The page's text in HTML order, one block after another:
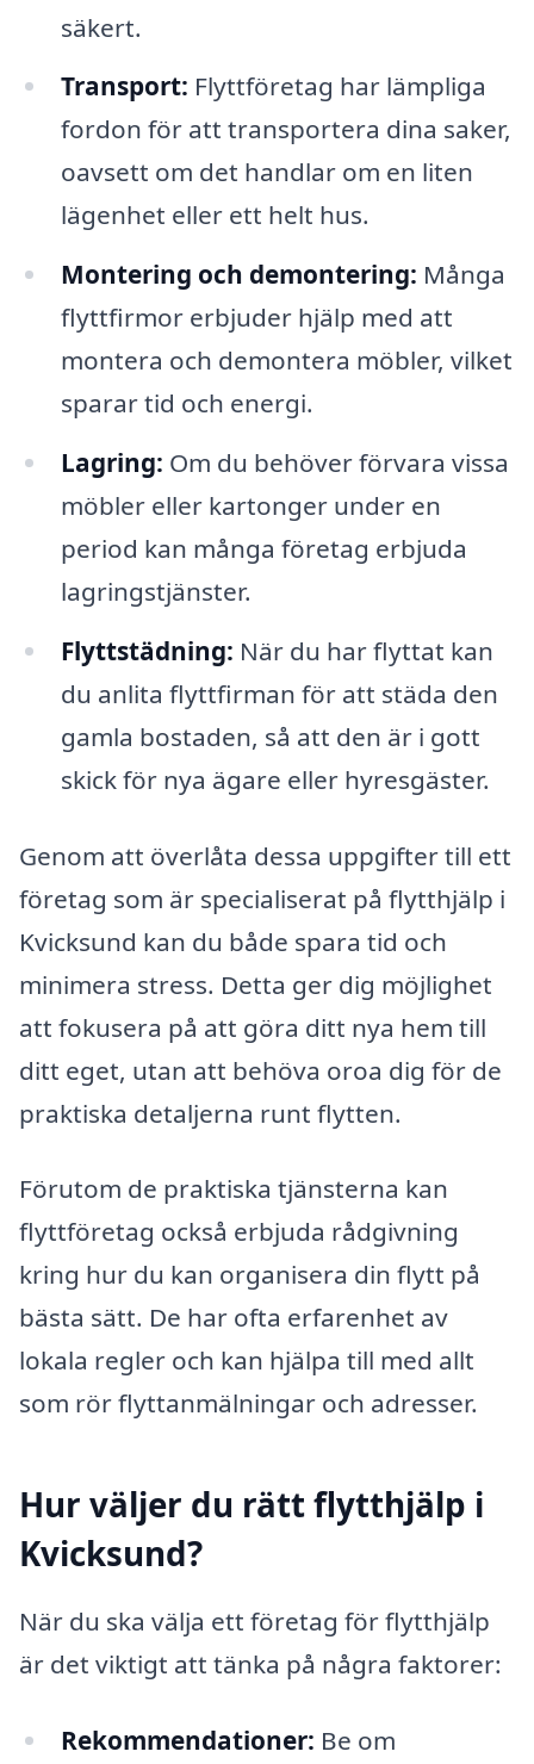
säkert.
Transport: Flyttföretag har lämpliga
fordon för att transportera dina saker,
oavsett om det handlar om en liten
lägenhet eller ett helt hus.
Montering och demontering: Många
flyttfirmor erbjuder hjälp med att
montera och demontera möbler, vilket
sparar tid och energi.
Lagring: Om du behöver förvara vissa
möbler eller kartonger under en
period kan många företag erbjuda
lagringstjänster.
Flyttstädning: När du har flyttat kan
du anlita flyttfirman för att städa den
gamla bostaden, så att den är i gott
skick för nya ägare eller hyresgäster.
Genom att överlåta dessa uppgifter till ett
företag som är specialiserat på flytthjälp i
Kvicksund kan du både spara tid och
minimera stress. Detta ger dig möjlighet
att fokusera på att göra ditt nya hem till
ditt eget, utan att behöva oroa dig för de
praktiska detaljerna runt flytten.
Förutom de praktiska tjänsterna kan
flyttföretag också erbjuda rådgivning
kring hur du kan organisera din flytt på
bästa sätt. De har ofta erfarenhet av
lokala regler och kan hjälpa till med allt
som rör flyttanmälningar och adresser.
Hur väljer du rätt flytthjälp i
Kvicksund?
När du ska välja ett företag för flytthjälp
är det viktigt att tänka på några faktorer:
Rekommendationer: Be om